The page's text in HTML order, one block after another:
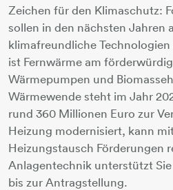
Zeichen für den Klimaschutz:
sollen in den nächsten Jahren
klimafreundliche
ist Fernwärme am
Wärmepumpen und
Wärmewende steht im Jahr
rund 360 Millionen Euro zur
Heizung modernisiert, kann
Heizungstausch Förderungen
Anlagentechnik unterstützt
bis zur Antragstellung.